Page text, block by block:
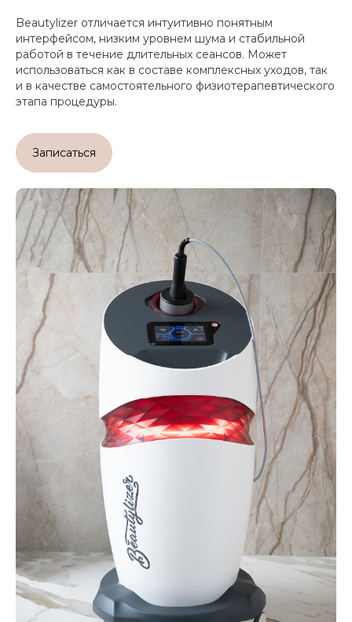
Beautylizer отличается интуитивно понятным
интерфейсом, низким уровнем шума и стабильной
работой в течение длительных сеансов. Может
использоваться как в составе комплексных уходов, так
и в качестве самостоятельного физиотерапевтического
этапа процедуры.
Записаться
Акции